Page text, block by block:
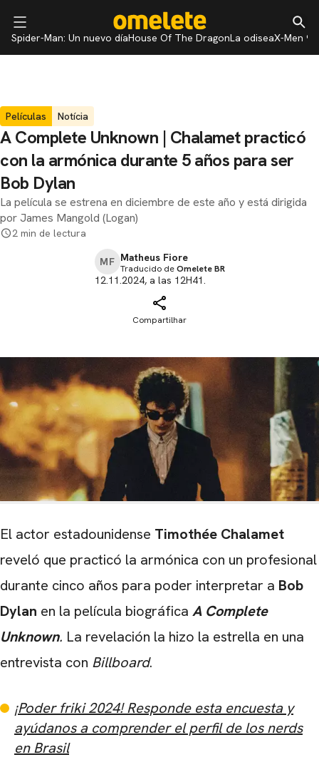
Spider-Man: Un nuevo díaHouse Of The DragonLa odiseaX-Men 97
Películas Notícia
A Complete Unknown | Chalamet practicó
con la armónica durante 5 años para ser
Bob Dylan
La película se estrena en diciembre de este año y está dirigida
por James Mangold (Logan)
2 min de lectura
MF Matheus Fiore
Traducido deOmelete BR
12.11.2024, a las 12H41.
Compartilhar
El actor estadounidense Timothée Chalamet
reveló que practicó la armónica con un profesional
durante cinco años para poder interpretar a Bob
Dylan en la película biográfica A Complete
Unknown. La revelación la hizo la estrella en una
entrevista con Billboard.
¡Poder friki 2024! Responde esta encuesta y
ayúdanos a comprender el perfil de los nerds
en Brasil